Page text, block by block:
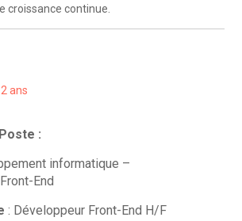
croissance continue.
ans
:
informatique –
End
: Développeur Front-End H/F